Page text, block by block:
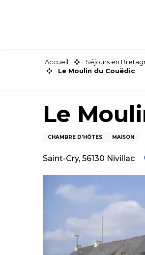
Accueil Séjours en
Le Moulin du Couëdic
Le
CHAMBRE D'HÔTES MAISON
Saint-Cry, 56130 Nivillac